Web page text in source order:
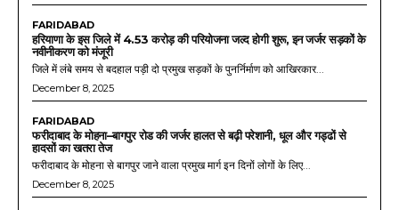
FARIDABAD
हरियाणा के इस जिले में 4.53 करोड़ की परियोजना जल्द होगी शुरू, इन जर्जर सड़कों के
नवीनीकरण को मंजूरी
जिले में लंबे समय से बदहाल पड़ी दो प्रमुख सड़कों के पुनर्निर्माण को आखिरकार...
December 8, 2025
FARIDABAD
फरीदाबाद के मोहना–बागपुर रोड की जर्जर हालत से बढ़ी परेशानी, धूल और गड्ढों से
हादसों का खतरा तेज
फरीदाबाद के मोहना से बागपुर जाने वाला प्रमुख मार्ग इन दिनों लोगों के लिए...
December 8, 2025